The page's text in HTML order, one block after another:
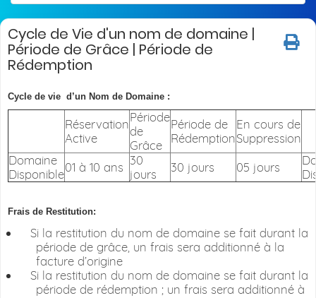
Cycle de Vie d'un nom de domaine |
Période de Grâce | Période de
Rédemption
Cycle de vie d’un Nom de Domaine :
Réservation
Active
Période
de
Grâce
Période de
Rédemption
En cours de
Suppression
Domaine
Disponible01 à 10 ans 30
jours
30 jours 05 jours
Frais de Restitution:
Si la restitution du nom de domaine se fait durant la
période de grâce, un frais sera additionné à la
facture d’origine
Si la restitution du nom de domaine se fait durant la
période de rédemption ; un frais sera additionné à